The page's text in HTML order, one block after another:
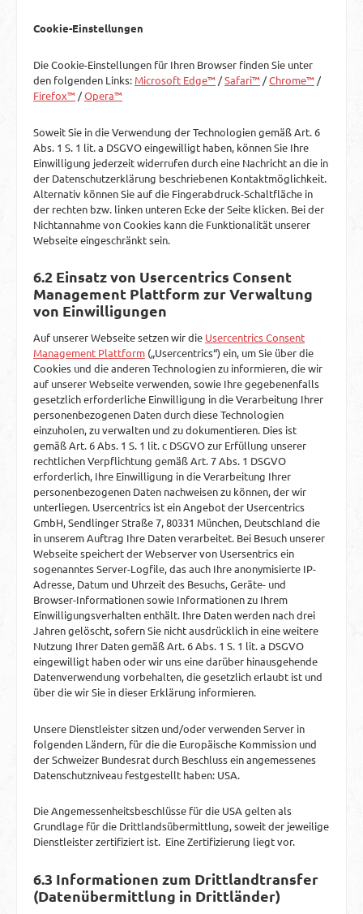
Cookie-Einstellungen
Die Cookie-Einstellungen für Ihren Browser finden Sie unter
den folgenden Links: Microsoft Edge™ /Safari™ /Chrome™ /
Firefox™ /Opera™
Soweit Sie in die Verwendung der Technologien gemäß Art. 6
Abs. 1 S. 1 lit. a DSGVO eingewilligt haben, können Sie Ihre
Einwilligung jederzeit widerrufen durch eine Nachricht an die in
der Datenschutzerklärung beschriebenen Kontaktmöglichkeit.
Alternativ können Sie auf die Fingerabdruck-Schaltfläche in
der rechten bzw. linken unteren Ecke der Seite klicken. Bei der
Nichtannahme von Cookies kann die Funktionalität unserer
Webseite eingeschränkt sein.
6.2 Einsatz von Usercentrics Consent
Management Plattform zur Verwaltung
von Einwilligungen
Auf unserer Webseite setzen wir die Usercentrics Consent
Management Plattform („Usercentrics“) ein, um Sie über die
Cookies und die anderen Technologien zu informieren, die wir
auf unserer Webseite verwenden, sowie Ihre gegebenenfalls
gesetzlich erforderliche Einwilligung in die Verarbeitung Ihrer
personenbezogenen Daten durch diese Technologien
einzuholen, zu verwalten und zu dokumentieren. Dies ist
gemäß Art. 6 Abs. 1 S. 1 lit. c DSGVO zur Erfüllung unserer
rechtlichen Verpflichtung gemäß Art. 7 Abs. 1 DSGVO
erforderlich, Ihre Einwilligung in die Verarbeitung Ihrer
personenbezogenen Daten nachweisen zu können, der wir
unterliegen. Usercentrics ist ein Angebot der Usercentrics
GmbH, Sendlinger Straße 7, 80331 München, Deutschland die
in unserem Auftrag Ihre Daten verarbeitet. Bei Besuch unserer
Webseite speichert der Webserver von Usersentrics ein
sogenanntes Server-Logfile, das auch Ihre anonymisierte IP-
Adresse, Datum und Uhrzeit des Besuchs, Geräte- und
Browser-Informationen sowie Informationen zu Ihrem
Einwilligungsverhalten enthält. Ihre Daten werden nach drei
Jahren gelöscht, sofern Sie nicht ausdrücklich in eine weitere
Nutzung Ihrer Daten gemäß Art. 6 Abs. 1 S. 1 lit. a DSGVO
eingewilligt haben oder wir uns eine darüber hinausgehende
Datenverwendung vorbehalten, die gesetzlich erlaubt ist und
über die wir Sie in dieser Erklärung informieren.
Unsere Dienstleister sitzen und/oder verwenden Server in
folgenden Ländern, für die die Europäische Kommission und
der Schweizer Bundesrat durch Beschluss ein angemessenes
Datenschutzniveau festgestellt haben: USA.
Die Angemessenheitsbeschlüsse für die USA gelten als
Grundlage für die Drittlandsübermittlung, soweit der jeweilige
Dienstleister zertifiziert ist. Eine Zertifizierung liegt vor.
6.3 Informationen zum Drittlandtransfer
(Datenübermittlung in Drittländer)